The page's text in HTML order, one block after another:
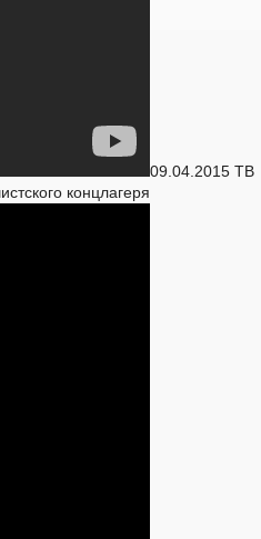
09.04.2015 ТВ
концлагеря